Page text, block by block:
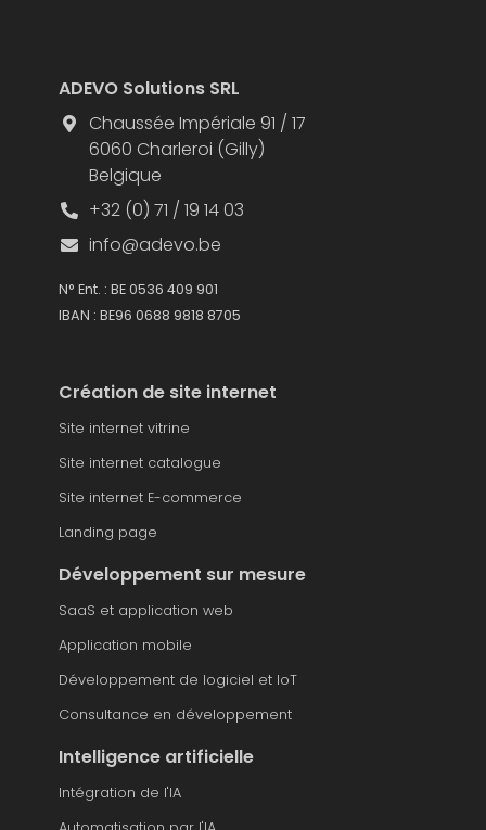
ADEVO Solutions SRL
Chaussée Impériale 91 / 17
6060 Charleroi (Gilly)
Belgique
+32 (0) 71 / 19 14 03
info@adevo.be
N° Ent. : BE 0536 409 901
IBAN : BE96 0688 9818 8705
Création de site internet
Site internet vitrine
Site internet catalogue
Site internet E-commerce
Landing page
Développement sur mesure
SaaS et application web
Application mobile
Développement de logiciel et IoT
Consultance en développement
Intelligence artificielle
Intégration de l'IA